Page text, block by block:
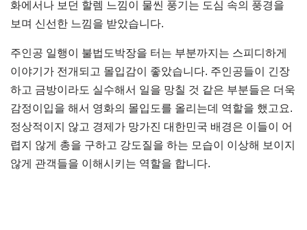
화에서나 보던 할렘 느낌이 물씬 풍기는 도심 속의 풍경을
보며 신선한 느낌을 받았습니다.
주인공 일행이 불법도박장을 터는 부분까지는 스피디하게
이야기가 전개되고 몰입감이 좋았습니다. 주인공들이 긴장
하고 금방이라도 실수해서 일을 망칠 것 같은 부분들은 더욱
감정이입을 해서 영화의 몰입도를 올리는데 역할을 했고요.
정상적이지 않고 경제가 망가진 대한민국 배경은 이들이 어
렵지 않게 총을 구하고 강도질을 하는 모습이 이상해 보이지
않게 관객들을 이해시키는 역할을 합니다.